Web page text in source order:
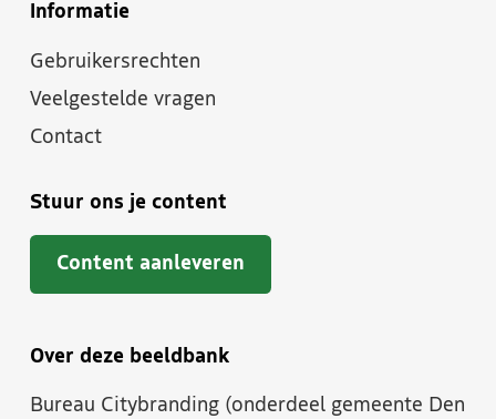
Informatie
Gebruikersrechten
Veelgestelde vragen
Contact
Stuur ons je content
Content aanleveren
Over deze beeldbank
Bureau Citybranding (onderdeel gemeente Den